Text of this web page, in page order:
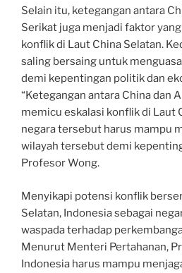
Selain itu, ketegangan antara
Serikat juga menjadi faktor
konflik di Laut China Selatan.
saling bersaing untuk
demi kepentingan politik dan
“Ketegangan antara China dan
memicu eskalasi konflik di Laut
negara tersebut harus mampu
wilayah tersebut demi
Profesor Wong.
Menyikapi potensi konflik
Selatan, Indonesia sebagai
waspada terhadap
Menurut Menteri Pertahanan,
Indonesia harus mampu